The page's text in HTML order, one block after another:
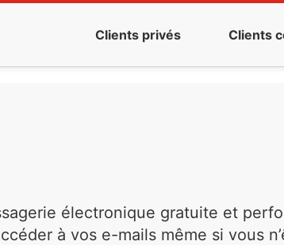
Clients privés Clients
électronique gratuite et
à vos e-mails même si vous